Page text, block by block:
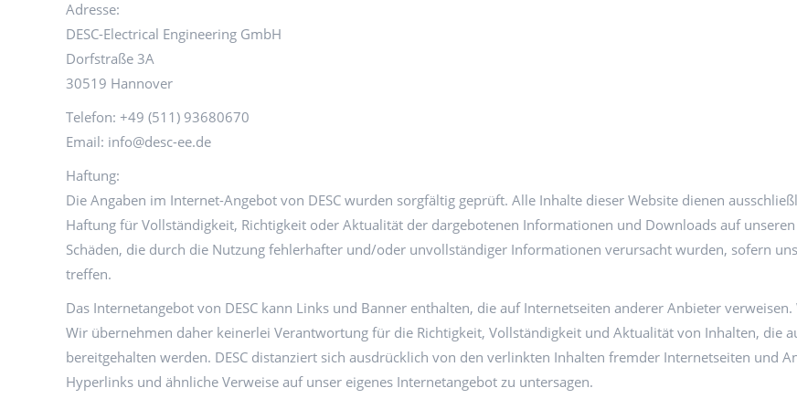
Adresse:
DESC-Electrical Engineering GmbH
Dorfstraße 3A
30519 Hannover
Telefon: +49 (511) 93680670
Email: info@desc-ee.de
Haftung:
Die Angaben im Internet-Angebot von DESC wurden sorgfältig geprüft. Alle Inhalte dieser Website dienen
Haftung für Vollständigkeit, Richtigkeit oder Aktualität der dargebotenen Informationen und Downloads auf
Schäden, die durch die Nutzung fehlerhafter und/oder unvollständiger Informationen verursacht wurden, sofern
treffen.
Das Internetangebot von DESC kann Links und Banner enthalten, die auf Internetseiten anderer Anbieter
Wir übernehmen daher keinerlei Verantwortung für die Richtigkeit, Vollständigkeit und Aktualität von Inhalten, die
bereitgehalten werden. DESC distanziert sich ausdrücklich von den verlinkten Inhalten fremder Internetseiten und
Hyperlinks und ähnliche Verweise auf unser eigenes Internetangebot zu untersagen.